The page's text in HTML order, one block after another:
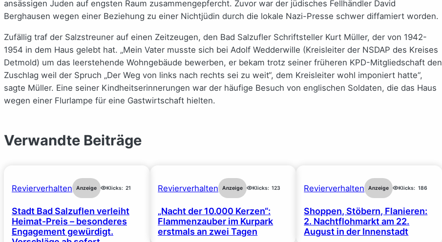
ansässigen Juden auf engsten Raum zusammengepfercht. Zuvor war der jüdisches Fellhändler David
Berghausen wegen einer Beziehung zu einer Nichtjüdin durch die lokale Nazi-Presse schwer diffamiert worden.
Zufällig traf der Salzstreuner auf einen Zeitzeugen, den Bad Salzufler Schriftsteller Kurt Müller, der von 1942-
1954 in dem Haus gelebt hat. „Mein Vater musste sich bei Adolf Wedderwille (Kreisleiter der NSDAP des Kreises
Detmold) um das leerstehende Wohngebäude bewerben, er bekam trotz seiner früheren KPD-Mitgliedschaft den
Zuschlag weil der Spruch „Der Weg von links nach rechts sei zu weit“, dem Kreisleiter wohl imponiert hatte“,
sagte Müller. Eine seiner Kindheitserinnerungen war der häufige Besuch von englischen Soldaten, die das Haus
wegen einer Flurlampe für eine Gastwirtschaft hielten.
Verwandte Beiträge
Revierverhalten Anzeige Klicks: 21
Stadt Bad Salzuflen verleiht
Heimat-Preis – besonderes
Engagement gewürdigt.
Revierverhalten Anzeige Klicks: 123
„Nacht der 10.000 Kerzen“:
Flammenzauber im Kurpark
erstmals an zwei Tagen
Revierverhalten Anzeige Klicks: 186
Shoppen, Stöbern, Flanieren:
2. Nachtflohmarkt am 22.
August in der Innenstadt